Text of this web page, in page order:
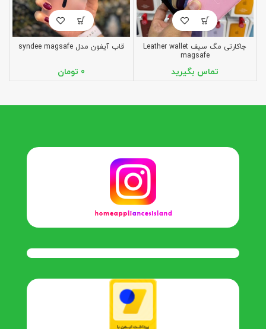
جاکارتی مگ سیف Leather wallet
magsafe
قاب آیفون مدل syndee magsafe
تومان